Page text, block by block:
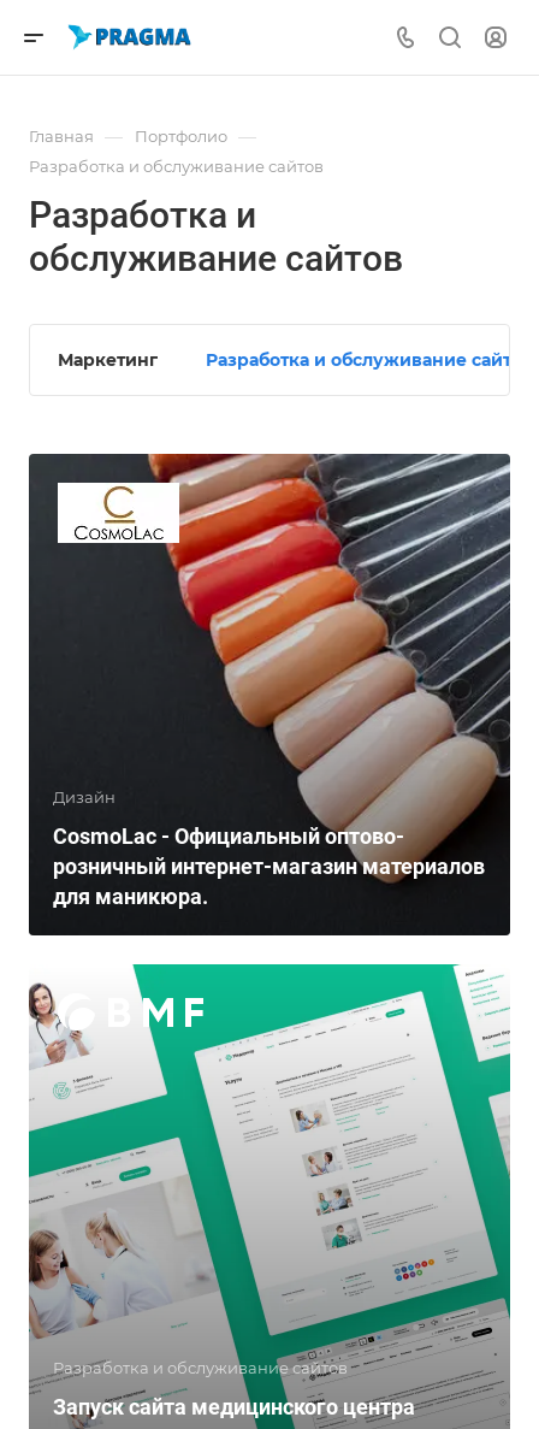
Главная — Портфолио —
Разработка и обслуживание сайтов
Разработка и
обслуживание сайтов
Маркетинг Разработка и обслуживание сайтов
Дизайн
CosmoLac - Официальный оптово-
розничный интернет-магазин материалов
для маникюра.
Разработка и обслуживание сайтов
Запуск сайта медицинского центра